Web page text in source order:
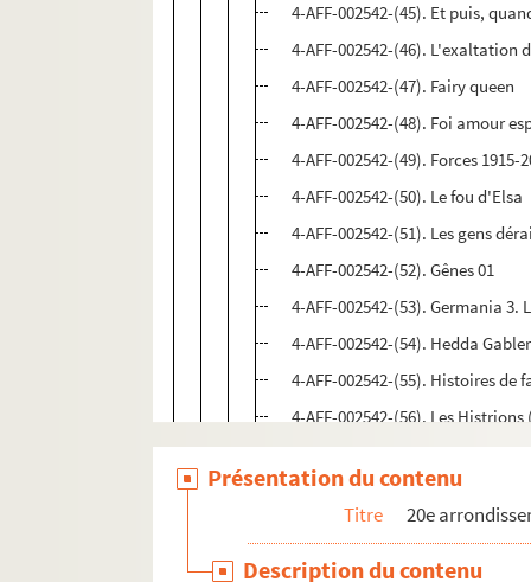
4-AFF-002542-(45). Et puis,
4-AFF-002542-(46). L'exaltation
4-AFF-002542-(47). Fairy queen
4-AFF-002542-(48). Foi amour
4-AFF-002542-(49). Forces 1915-
4-AFF-002542-(50). Le fou d'Elsa
4-AFF-002542-(51). Les gens
4-AFF-002542-(52). Gênes 01
4-AFF-002542-(53). Germania
4-AFF-002542-(54). Hedda Gabler
4-AFF-002542-(55). Histoires de
4-AFF-002542-(56). Les
4-AFF-002542-(58). L'homme de
4-AFF-002542-(59). L'hôtel du
4-AFF-002542-(60). Les huissiers
Présentation du contenu
Titre 20e
Description du contenu